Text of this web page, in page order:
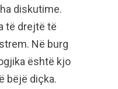
diskutime.
të drejtë të
Në burg
është kjo
bëjë diçka.